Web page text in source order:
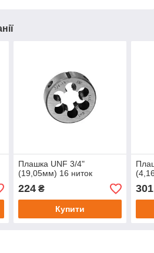
Плашка UNF 3/4"
(19,05мм) 16 ниток
224₴
Купити
301